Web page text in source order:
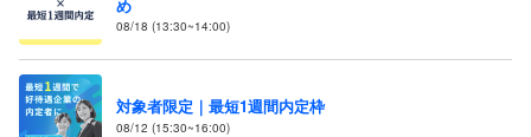
め
08/18 (13:30~14:00)
対象者限定｜最短1週間内定枠
08/12 (15:30~16:00)